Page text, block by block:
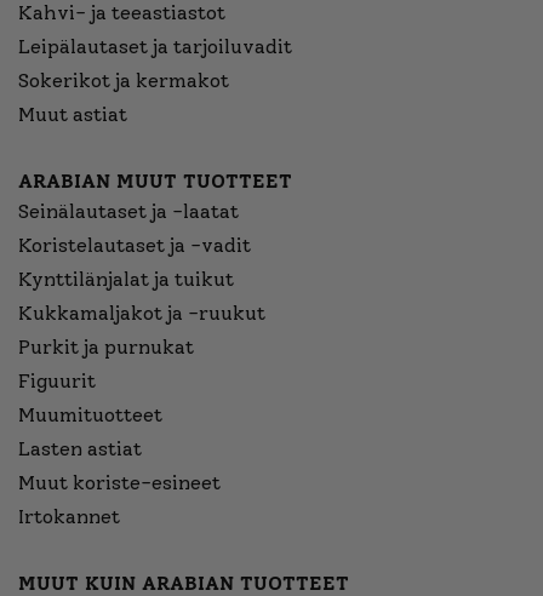
Kahvi- ja teeastiastot
Leipälautaset ja tarjoiluvadit
Sokerikot ja kermakot
Muut astiat
ARABIAN MUUT TUOTTEET
Seinälautaset ja -laatat
Koristelautaset ja -vadit
Kynttilänjalat ja tuikut
Kukkamaljakot ja -ruukut
Purkit ja purnukat
Figuurit
Muumituotteet
Lasten astiat
Muut koriste-esineet
Irtokannet
MUUT KUIN ARABIAN TUOTTEET